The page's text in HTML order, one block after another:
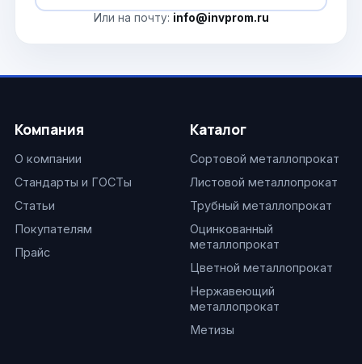
Или на почту: info@invprom.ru
Компания
О компании
Стандарты и ГОСТы
Статьи
Покупателям
Прайс
Каталог
Сортовой металлопрокат
Листовой металлопрокат
Трубный металлопрокат
Оцинкованный
металлопрокат
Цветной металлопрокат
Нержавеющий
металлопрокат
Метизы